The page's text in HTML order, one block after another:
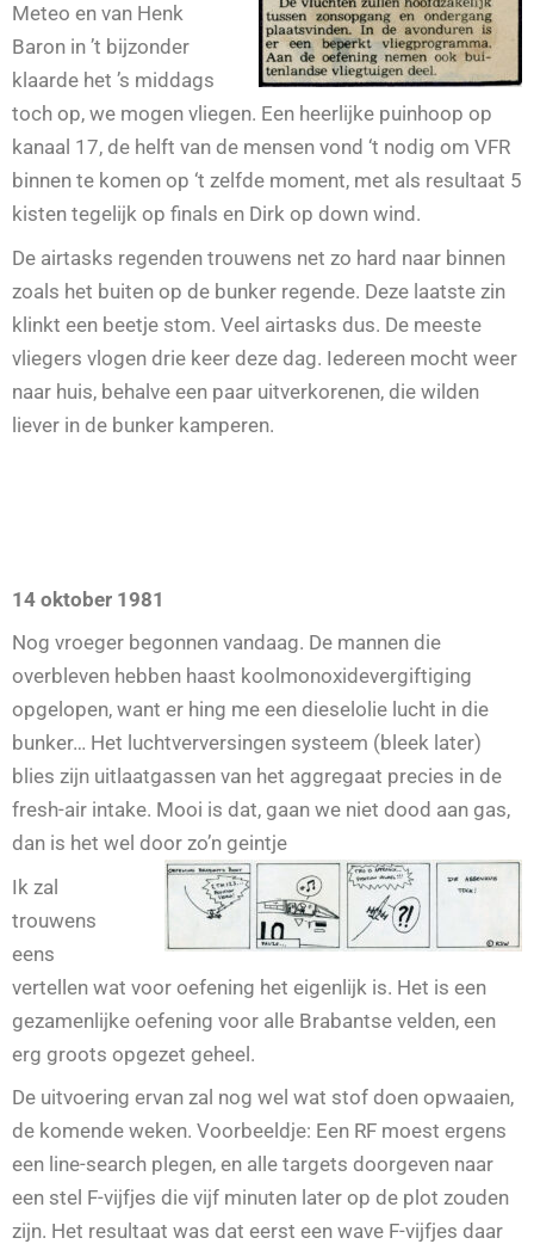
Meteo en van Henk
Baron in ’t bijzonder
klaarde het ’s middags
toch op, we mogen vliegen. Een heerlijke puinhoop op
kanaal 17, de helft van de mensen vond ‘t nodig om VFR
binnen te komen op ‘t zelfde moment, met als resultaat 5
kisten tegelijk op finals en Dirk op down wind.
De airtasks regenden trouwens net zo hard naar binnen
zoals het buiten op de bunker regende. Deze laatste zin
klinkt een beetje stom. Veel airtasks dus. De meeste
vliegers vlogen drie keer deze dag. Iedereen mocht weer
naar huis, behalve een paar uitverkorenen, die wilden
liever in de bunker kamperen.
14 oktober 1981
Nog vroeger begonnen vandaag. De mannen die
overbleven hebben haast koolmonoxidevergiftiging
opgelopen, want er hing me een dieselolie lucht in die
bunker… Het luchtverversingen systeem (bleek later)
blies zijn uitlaatgassen van het aggregaat precies in de
fresh-air intake. Mooi is dat, gaan we niet dood aan gas,
dan is het wel door zo’n geintje
Ik zal
trouwens
eens
vertellen wat voor oefening het eigenlijk is. Het is een
gezamenlijke oefening voor alle Brabantse velden, een
erg groots opgezet geheel.
De uitvoering ervan zal nog wel wat stof doen opwaaien,
de komende weken. Voorbeeldje: Een RF moest ergens
een line-search plegen, en alle targets doorgeven naar
een stel F-vijfjes die vijf minuten later op de plot zouden
zijn. Het resultaat was dat eerst een wave F-vijfjes daar